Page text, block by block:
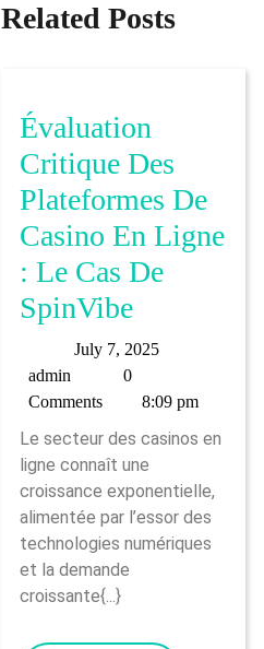
Related Posts
Évaluation
Critique Des
Plateformes De
Casino En Ligne
: Le Cas De
SpinVibeÉvaluation
Critique
Plateformes
De
Casino
En
Ligne
July 7, 2025July
2025
admin
0
Comments
8:09 pm
Le secteur des casinos en
ligne connaît une
croissance exponentielle,
alimentée par l’essor des
technologies numériques
et la demande
croissante{...}